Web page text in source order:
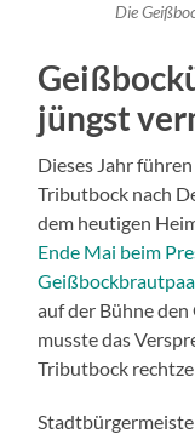
Die
jüngst
Dieses Jahr
Tributbock nach
dem heutigen
Ende Mai beim
auf der Bühne
musste das
Tributbock